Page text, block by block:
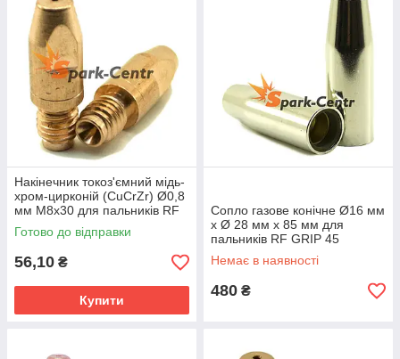
Накінечник токоз'ємний мідь-
хром-цирконій (CuCrZr) Ø0,8
мм М8х30 для пальників RF
GRIP 45 (MIG/MAG)
Готово до відправки
56,10 ₴
Купити
Сопло газове конічне Ø16 мм
х Ø 28 мм х 85 мм для
пальників RF GRIP 45
нарізне (MIG/MAG)
Немає в наявності
480 ₴